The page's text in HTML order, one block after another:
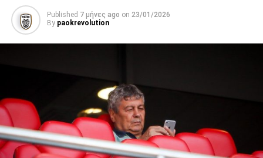
Published 7 μήνες ago on 23/01/2026
By paokrevolution